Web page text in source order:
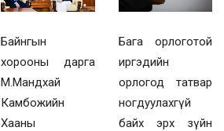
Байнгын
хорооны дарга
М.Мандхай
Камбожийн
Хааны
Бага орлоготой
иргэдийн
орлогод татвар
ногдуулахгүй
байх эрх зүйн